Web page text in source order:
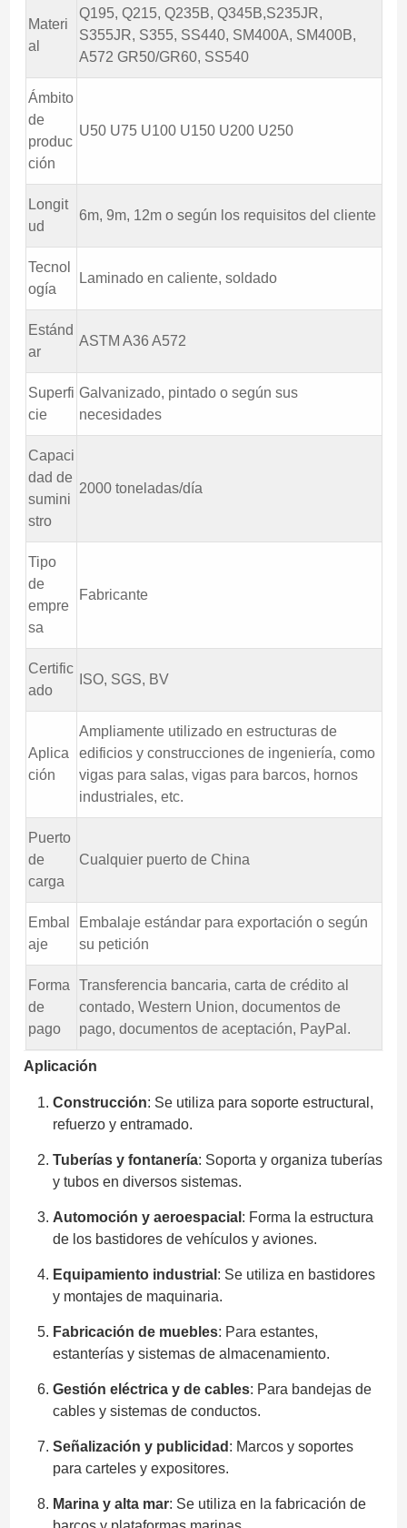
Materi
al
Q195, Q215, Q235B, Q345B,S235JR,
S355JR, S355, SS440, SM400A, SM400B,
A572 GR50/GR60, SS540
Ámbito
de
produc
ción
U50 U75 U100 U150 U200 U250
Longit
ud
6m, 9m, 12m o según los requisitos del cliente
Tecnol
ogía
Laminado en caliente, soldado
Estánd
ar
ASTM A36 A572
Superfi
cie
Galvanizado, pintado o según sus
necesidades
Capaci
dad de
sumini
stro
2000 toneladas/día
Tipo
de
empre
sa
Fabricante
Certific
ado
ISO, SGS, BV
Aplica
ción
Ampliamente utilizado en estructuras de
edificios y construcciones de ingeniería, como
vigas para salas, vigas para barcos, hornos
industriales, etc.
Puerto
de
carga
Cualquier puerto de China
Embal
aje
Embalaje estándar para exportación o según
su petición
Forma
de
pago
Transferencia bancaria, carta de crédito al
contado, Western Union, documentos de
pago, documentos de aceptación, PayPal.
Aplicación
Construcción: Se utiliza para soporte estructural,
refuerzo y entramado.
Tuberías y fontanería: Soporta y organiza tuberías
y tubos en diversos sistemas.
Automoción y aeroespacial : Forma la estructura
de los bastidores de vehículos y aviones.
Equipamiento industrial : Se utiliza en bastidores
y montajes de maquinaria.
Fabricación de muebles: Para estantes,
estanterías y sistemas de almacenamiento.
Gestión eléctrica y de cables: Para bandejas de
cables y sistemas de conductos.
Señalización y publicidad : Marcos y soportes
para carteles y expositores.
Marina y alta mar: Se utiliza en la fabricación de